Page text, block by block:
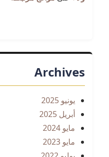
Archives
يونيو 2025
أبريل 2025
مايو 2024
مايو 2023